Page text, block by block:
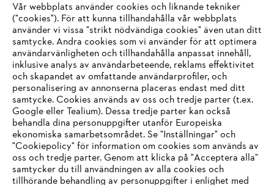
Företaget
STIHL FAQ
Service
Vår webbplats använder cookies och liknande tekniker
("cookies"). För att kunna tillhandahålla vår webbplats
använder vi vissa "strikt nödvändiga cookies" även utan ditt
samtycke. Andra cookies som vi använder för att optimera
användarvänligheten och tillhandahålla anpassat innehåll,
inklusive analys av användarbeteende, reklams effektivitet
och skapandet av omfattande användarprofiler, och
personalisering av annonserna placeras endast med ditt
samtycke. Cookies används av oss och tredje parter (t.ex.
Google eller Tealium). Dessa tredje parter kan också
behandla dina personuppgifter utanför Europeiska
ekonomiska samarbetsområdet. Se "Inställningar" och
"Cookiepolicy" för information om cookies som används av
oss och tredje parter. Genom att klicka på "Acceptera alla"
samtycker du till användningen av alla cookies och
tillhörande behandling av personuppgifter i enlighet med